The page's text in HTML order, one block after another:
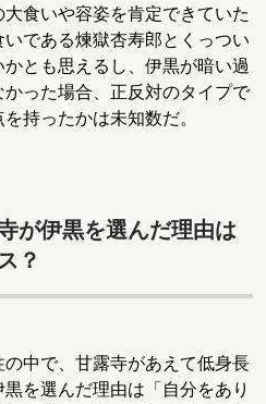
食いや容姿を肯定できていた
である煉獄杏寿郎とくっつい
とも思えるし、伊黒が暗い過
った場合、正反対のタイプで
持ったかは未知数だ。
が伊黒を選んだ理由は
？
中で、甘露寺があえて低身長
を選んだ理由は「自分をあり